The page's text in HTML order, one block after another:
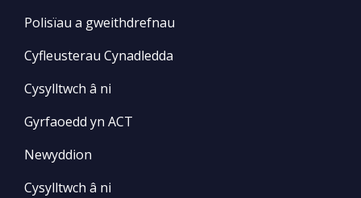
Polisïau a gweithdrefnau
Cyfleusterau Cynadledda
Cysylltwch â ni
Gyrfaoedd yn ACT
Newyddion
Cysylltwch â ni